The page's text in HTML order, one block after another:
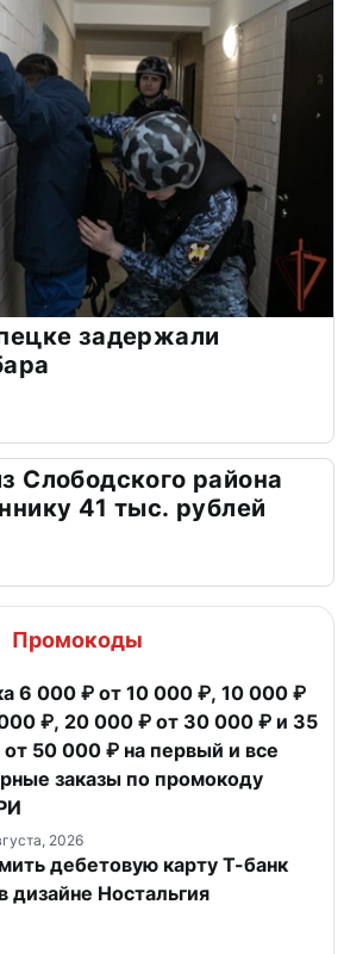
задержали
Слободского района
41 тыс. рублей
Промокоды
6 000 ₽ от 10 000 ₽, 10 000 ₽
₽, 20 000 ₽ от 30 000 ₽ и 35
50 000 ₽ на первый и все
заказы по промокоду
2026
дебетовую карту Т-банк
дизайне Ностальгия